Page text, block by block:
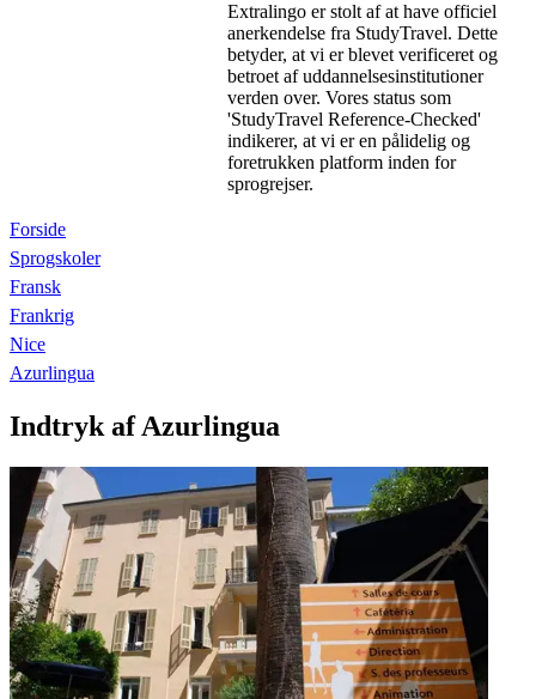
Extralingo er stolt af at have officiel
anerkendelse fra StudyTravel. Dette
betyder, at vi er blevet verificeret og
betroet af uddannelsesinstitutioner
verden over. Vores status som
'StudyTravel Reference-Checked'
indikerer, at vi er en pålidelig og
foretrukken platform inden for
sprogrejser.
Forside
Sprogskoler
Fransk
Frankrig
Nice
Azurlingua
Indtryk af Azurlingua